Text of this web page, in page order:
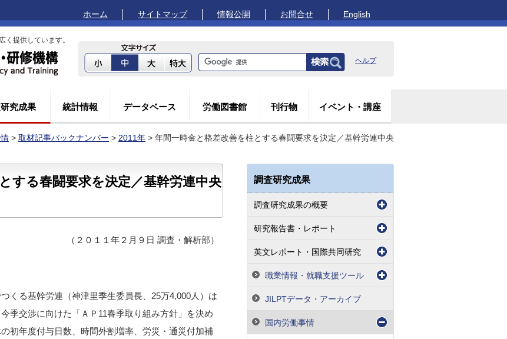
ホーム サイトマップ 情報公開 お問合せ English
く提供しています。
ヘルプ
究成果 統計情報 データベース 労働図書館 刊行物 イベント・講座
> 取材記事バックナンバー > 2011年 > 年間一時金と格差改善を柱とする春闘要求を決定／基幹労連中央
する春闘要求を決定／基幹労連中央
（２０１１年２月９日 調査・解析部）
くる基幹労連（神津里季生委員長、25万4,000人）は
季交渉に向けた「ＡＰ11春季取り組み方針」を決め
初年度付与日数、時間外割増率、労災・通災付加補
調査研究成果
調査研究成果の概要
研究報告書・レポート
英文レポート・国際共同研究
職業情報・就職支援ツール
JILPTデータ・アーカイブ
国内労働事情